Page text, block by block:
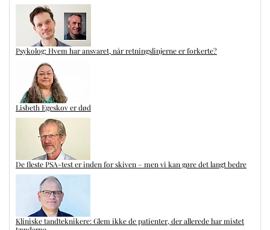
Psykolog: Hvem har ansvaret, når retningslinjerne er forkerte?
Lisbeth Egeskov er død
De fleste PSA-test er inden for skiven – men vi kan gøre det langt bedre
Kliniske tandteknikere: Glem ikke de patienter, der allerede har mistet